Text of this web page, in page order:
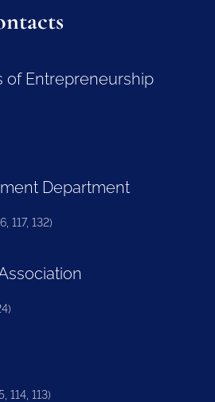
of Entrepreneurship
Department
117, 132)
114, 113)